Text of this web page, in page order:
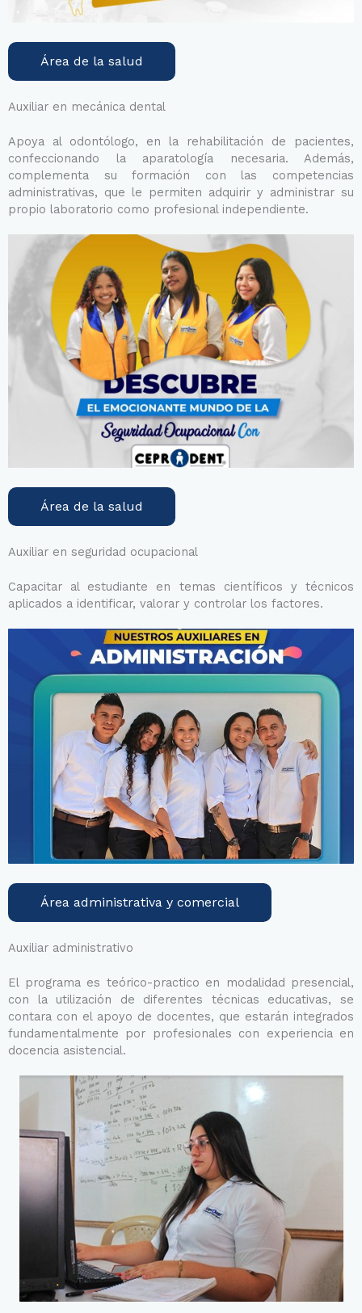
Área de la salud
Auxiliar en mecánica dental
Apoya al odontólogo, en la rehabilitación de pacientes,
confeccionando la aparatología necesaria. Además,
complementa su formación con las competencias
administrativas, que le permiten adquirir y administrar su
propio laboratorio como profesional independiente.
Área de la salud
Auxiliar en seguridad ocupacional
Capacitar al estudiante en temas científicos y técnicos
aplicados a identificar, valorar y controlar los factores.
Área administrativa y comercial
Auxiliar administrativo
El programa es teórico-practico en modalidad presencial,
con la utilización de diferentes técnicas educativas, se
contara con el apoyo de docentes, que estarán integrados
fundamentalmente por profesionales con experiencia en
docencia asistencial.